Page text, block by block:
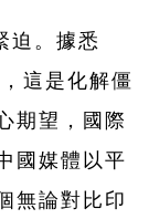
迫。據悉
這是化解僵
期望，國際
國媒體以平
無論對比印